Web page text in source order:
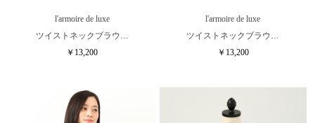
l'armoire de luxe
ツイストネックブラウ…
￥13,200
l'armoire de luxe
ツイストネックブラウ…
￥13,200